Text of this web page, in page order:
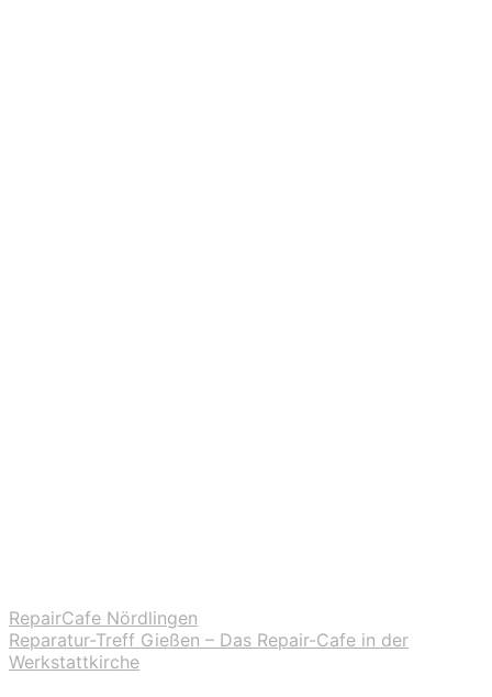
RepairCafe Nördlingen
Reparatur-Treff Gießen – Das Repair-Cafe in der
Werkstattkirche